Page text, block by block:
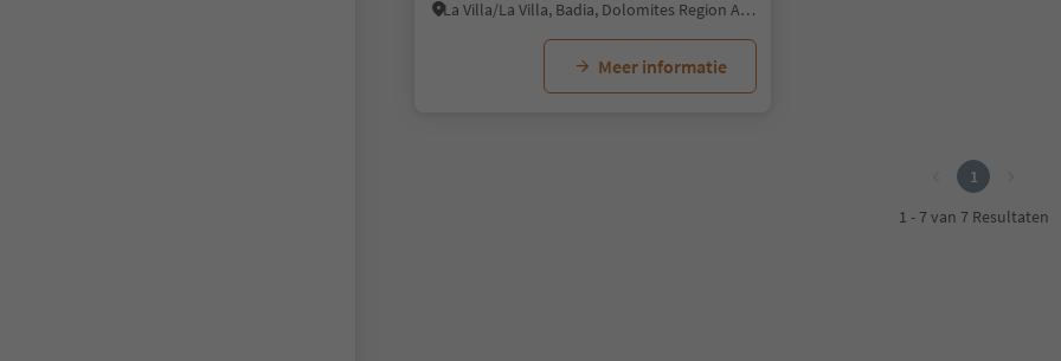
La Villa/La Villa, Badia, Dolomites Region Alta Badia
Meer informatie
1
1 - 7 van 7 Resultaten